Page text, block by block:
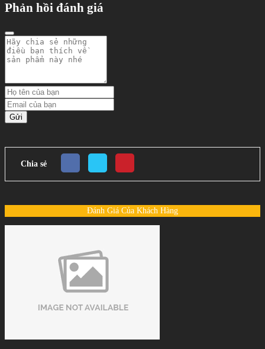
Phản hồi đánh giá
Gửi
Chia sẻ
Đánh Giá Của Khách Hàng